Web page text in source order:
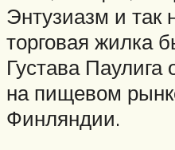
Энтузиазм и так
торговая жилка
Густава
на пищевом
Финляндии.